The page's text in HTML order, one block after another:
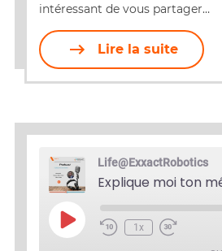
intéressant de vous partager…
Lire la suite
Life@ExxactRobotics
Play
Episode
1x